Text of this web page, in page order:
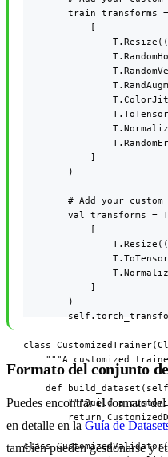
train_transforms
            [
            ]
        )
# Add your custom
val_transforms =
            [
            ]
        )
class
"""A customized
def
"""Build a
return
class
Formato del conjunto
Puedes encontrar el formato
en detalle en la Guía de
también pueden gestionarse y